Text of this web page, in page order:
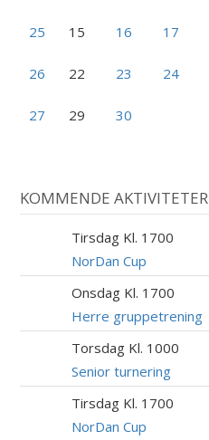
25 15 16 17
26 22 23 24
27 29 30
KOMMENDE AKTIVITETER
Tirsdag Kl. 1700
NorDan Cup
Onsdag Kl. 1700
Herre gruppetrening
Torsdag Kl. 1000
Senior turnering
Tirsdag Kl. 1700
NorDan Cup